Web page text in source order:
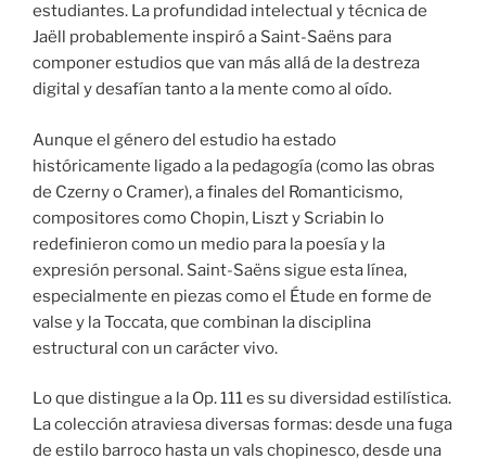
estudiantes. La profundidad intelectual y técnica de
Jaëll probablemente inspiró a Saint-Saëns para
componer estudios que van más allá de la destreza
digital y desafían tanto a la mente como al oído.
Aunque el género del estudio ha estado
históricamente ligado a la pedagogía (como las obras
de Czerny o Cramer), a finales del Romanticismo,
compositores como Chopin, Liszt y Scriabin lo
redefinieron como un medio para la poesía y la
expresión personal. Saint-Saëns sigue esta línea,
especialmente en piezas como el Étude en forme de
valse y la Toccata, que combinan la disciplina
estructural con un carácter vivo.
Lo que distingue a la Op. 111 es su diversidad estilística.
La colección atraviesa diversas formas: desde una fuga
de estilo barroco hasta un vals chopinesco, desde una